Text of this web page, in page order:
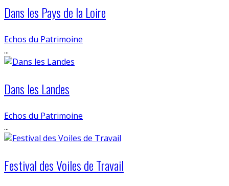
Dans les Pays de la Loire
Echos du Patrimoine
...
Dans les Landes
Echos du Patrimoine
...
Festival des Voiles de Travail